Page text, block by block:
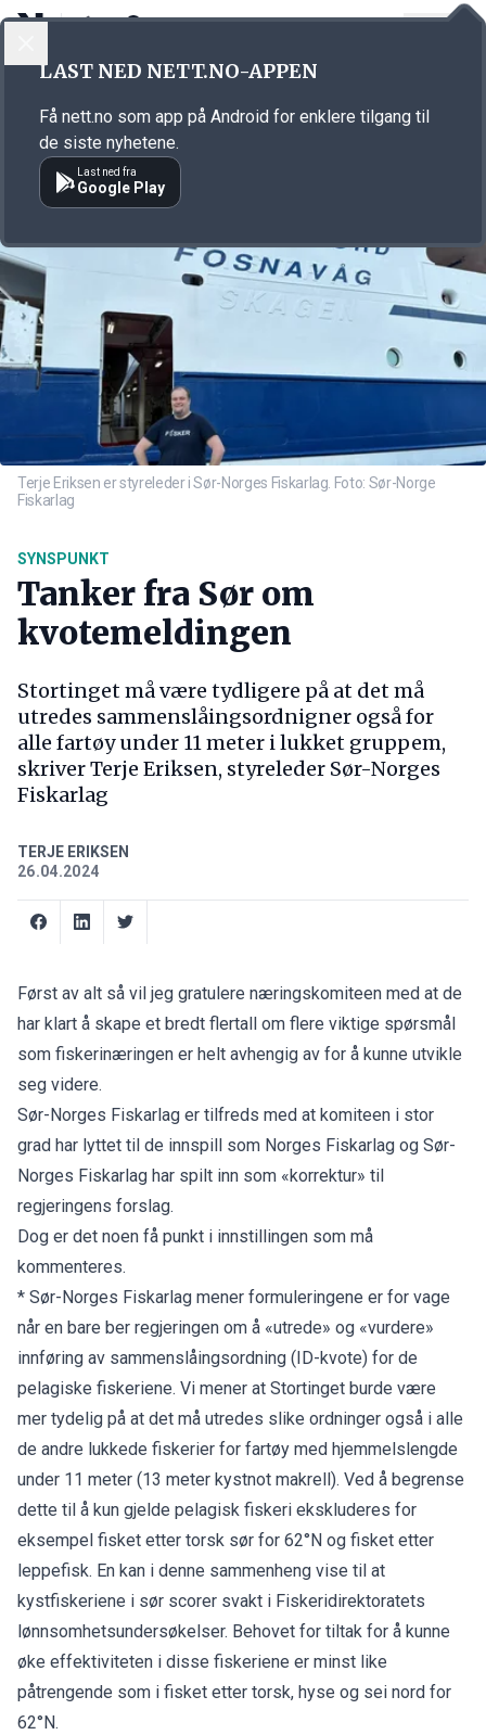
Annonsørinnhold
Terje Eriksen er styreleder i Sør-Norges Fiskarlag. Foto: Sør-Norge
Fiskarlag
SYNSPUNKT
Tanker fra Sør om
kvotemeldingen
Stortinget må være tydligere på at det må
utredes sammenslåingsordnigner også for
alle fartøy under 11 meter i lukket gruppem,
skriver Terje Eriksen, styreleder Sør-Norges
Fiskarlag
TERJE ERIKSEN
26.04.2024
Først av alt så vil jeg gratulere næringskomiteen med at de
har klart å skape et bredt flertall om flere viktige spørsmål
som fiskerinæringen er helt avhengig av for å kunne utvikle
seg videre.
Sør-Norges Fiskarlag er tilfreds med at komiteen i stor
grad har lyttet til de innspill som Norges Fiskarlag og Sør-
Norges Fiskarlag har spilt inn som «korrektur» til
regjeringens forslag.
Dog er det noen få punkt i innstillingen som må
kommenteres.
* Sør-Norges Fiskarlag mener formuleringene er for vage
når en bare ber regjeringen om å «utrede» og «vurdere»
innføring av sammenslåingsordning (ID-kvote) for de
pelagiske fiskeriene. Vi mener at Stortinget burde være
mer tydelig på at det må utredes slike ordninger også i alle
de andre lukkede fiskerier for fartøy med hjemmelslengde
under 11 meter (13 meter kystnot makrell). Ved å begrense
dette til å kun gjelde pelagisk fiskeri ekskluderes for
eksempel fisket etter torsk sør for 62°N og fisket etter
leppefisk. En kan i denne sammenheng vise til at
kystfiskeriene i sør scorer svakt i Fiskeridirektoratets
lønnsomhetsundersøkelser. Behovet for tiltak for å kunne
øke effektiviteten i disse fiskeriene er minst like
påtrengende som i fisket etter torsk, hyse og sei nord for
62°N.
LAST NED NETT.NO-APPEN
Få nett.no som app på Android for enklere tilgang til
de siste nyhetene.
Last ned fra
Google Play